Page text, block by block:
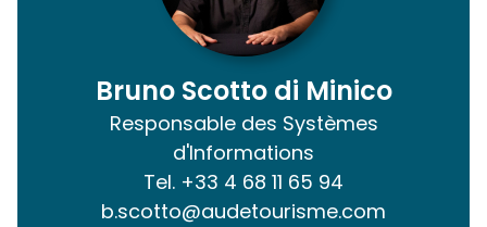
Bruno Scotto di Minico
Responsable des Systèmes
d'Informations
Tel. +33 4 68 11 65 94
b.scotto@audetourisme.com